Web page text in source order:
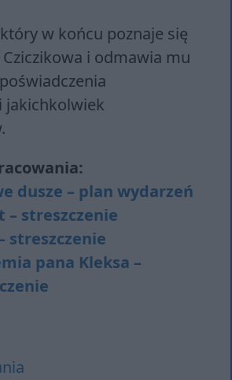
w końcu poznaje się
i odmawia mu
jakichkolwiek
dusze – plan wydarzeń
– streszczenie
streszczenie
pana Kleksa –